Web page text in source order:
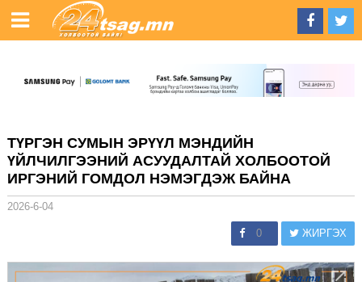
ТҮРГЭН СУМЫН ЭРҮҮЛ МЭНДИЙН
ҮЙЛЧИЛГЭЭНИЙ АСУУДАЛТАЙ ХОЛБООТОЙ
ИРГЭНИЙ ГОМДОЛ НЭМЭГДЭЖ БАЙНА
2026-6-04
0 ЖИРГЭХ